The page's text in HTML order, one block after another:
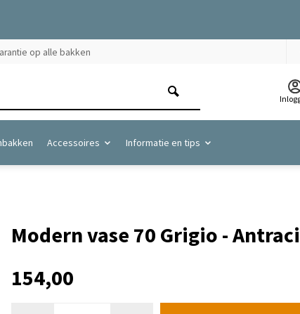
op alle bakken
Accessoires Informatie en tips
Modern vase 70 Grigio -
154,00